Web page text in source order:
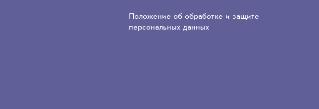
Положение об обработке и защите
персональных данных